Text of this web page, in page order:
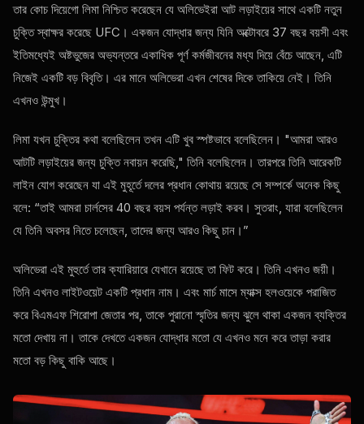
তার কোচ দিয়েগো লিমা নিশ্চিত করেছেন যে অলিভেইরা আট লড়াইয়ের সাথে একটি নতুন
চুক্তি স্বাক্ষর করেছে UFC । একজন যোদ্ধার জন্য যিনি অক্টোবরে 37 বছর বয়সী এবং
ইতিমধ্যেই অষ্টভুজের অভ্যন্তরে একাধিক পূর্ণ কর্মজীবনের মধ্য দিয়ে বেঁচে আছেন, এটি
নিজেই একটি বড় বিবৃতি। এর মানে অলিভেরা এখন শেষের দিকে তাকিয়ে নেই। তিনি
এখনও উন্মুখ।
লিমা যখন চুক্তির কথা বলেছিলেন তখন এটি খুব স্পষ্টভাবে বলেছিলেন। "আমরা আরও
আটটি লড়াইয়ের জন্য চুক্তি নবায়ন করেছি," তিনি বলেছিলেন। তারপরে তিনি আরেকটি
লাইন যোগ করেছেন যা এই মুহূর্তে দলের প্রধান কোথায় রয়েছে সে সম্পর্কে অনেক কিছু
বলে: “তাই আমরা চার্লসের 40 বছর বয়স পর্যন্ত লড়াই করব। সুতরাং, যারা বলেছিলেন
যে তিনি অবসর নিতে চলেছেন, তাদের জন্য আরও কিছু চান।”
অলিভেরা এই মুহুর্তে তার ক্যারিয়ারে যেখানে রয়েছে তা ফিট করে। তিনি এখনও জয়ী।
তিনি এখনও লাইটওয়েট একটি প্রধান নাম। এবং মার্চ মাসে ম্যাক্স হলওয়েকে পরাজিত
করে বিএমএফ শিরোপা জেতার পর, তাকে পুরানো স্মৃতির জন্য ঝুলে থাকা একজন ব্যক্তির
মতো দেখায় না। তাকে দেখতে একজন যোদ্ধার মতো যে এখনও মনে করে তাড়া করার
মতো বড় কিছু বাকি আছে।